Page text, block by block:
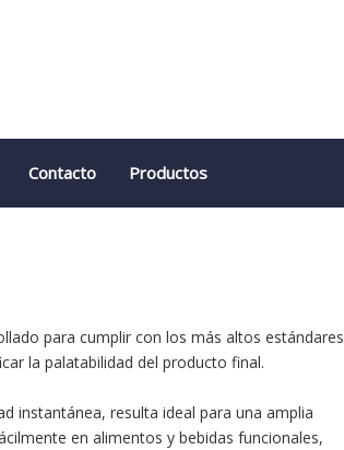
Contacto Productos
para cumplir con los más altos estándares
la palatabilidad del producto final.
instantánea, resulta ideal para una amplia
en alimentos y bebidas funcionales,